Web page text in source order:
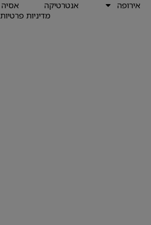
אירופה אנטרטיקה אסיה
מדיניות פרטיות